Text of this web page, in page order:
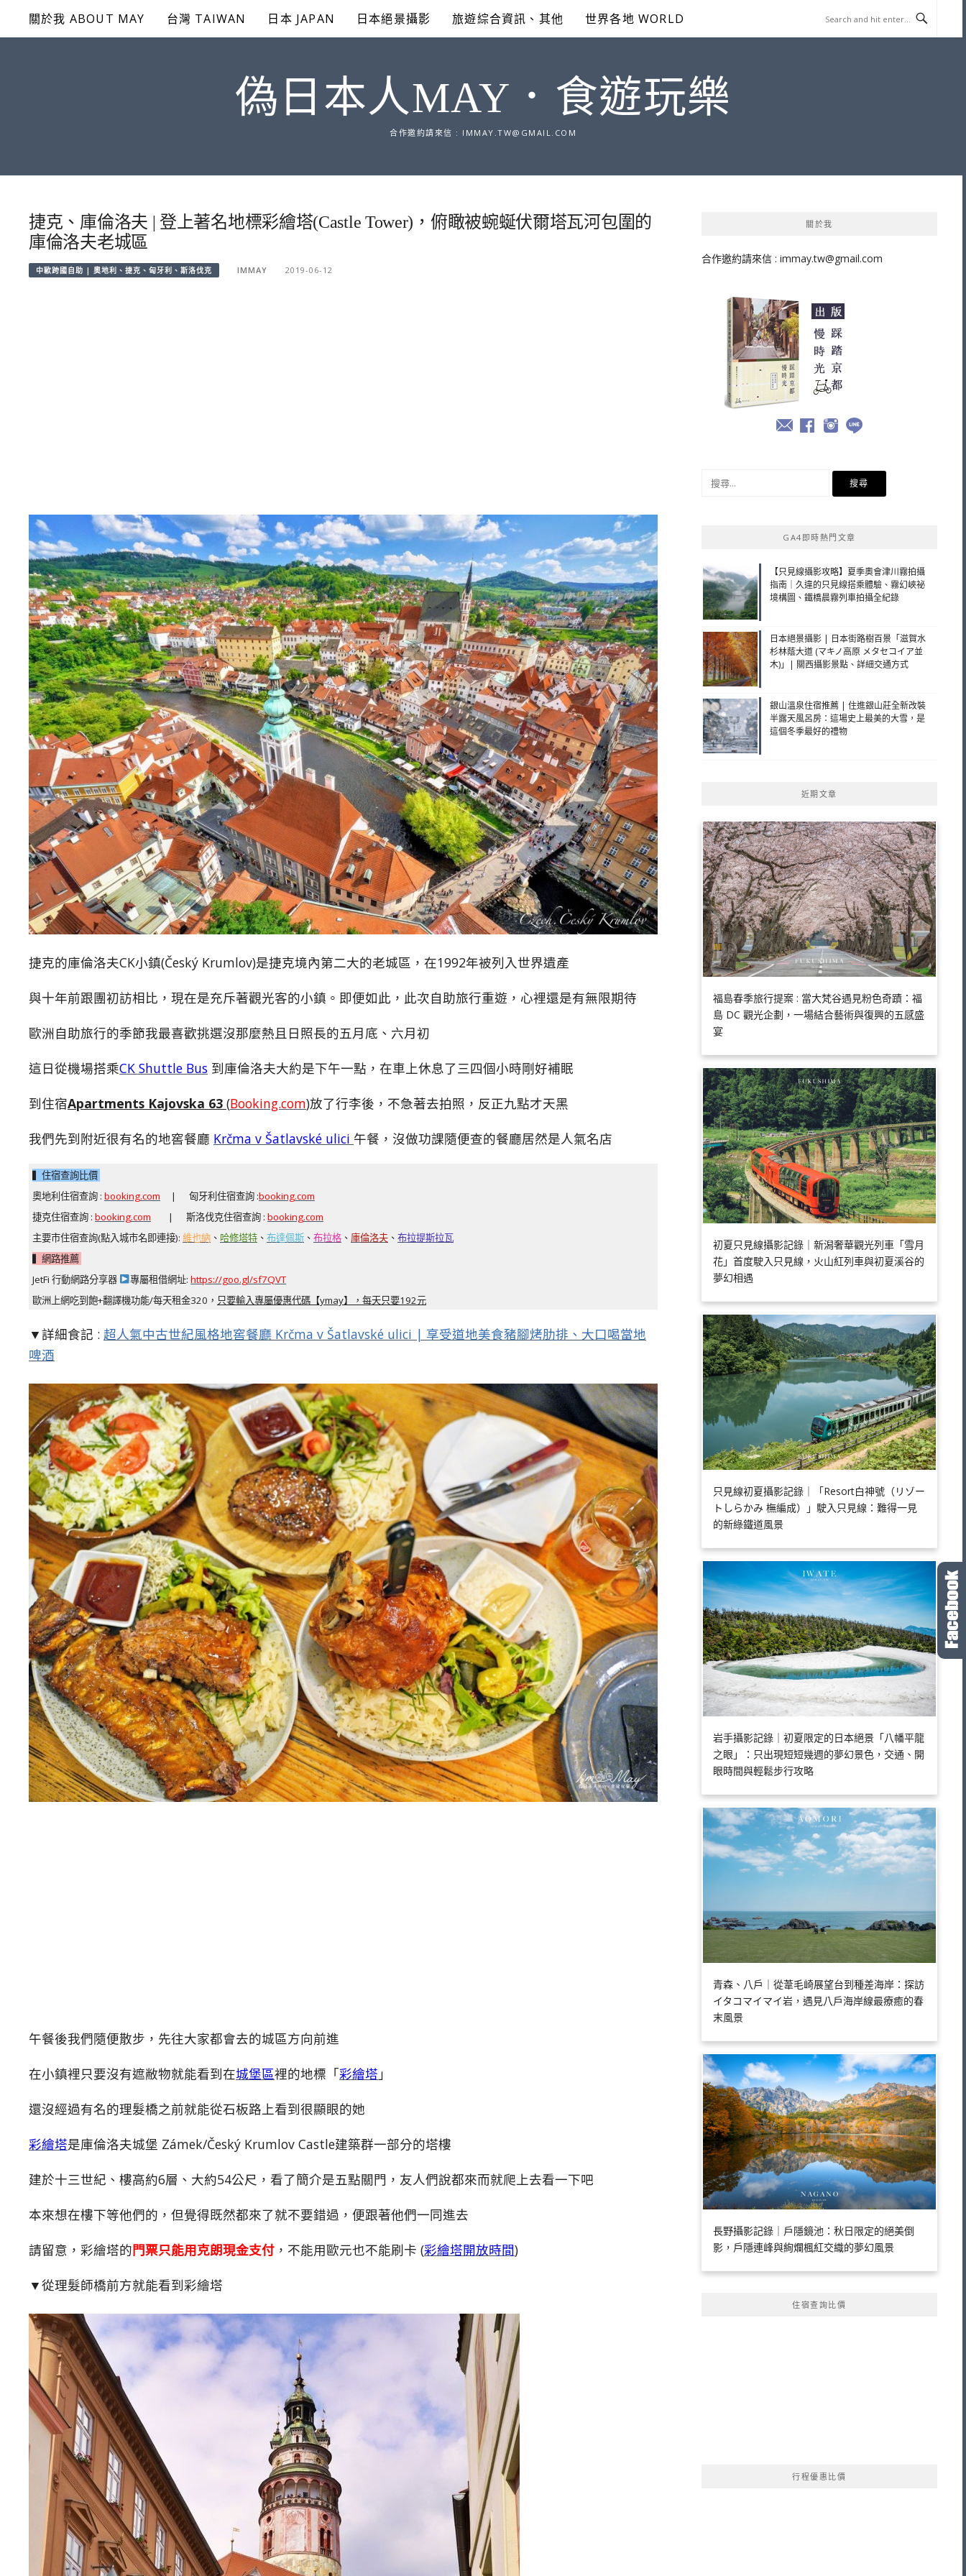
content
關於我 ABOUT MAY 台灣 TAIWAN 日本 JAPAN 日本絕景攝影 旅遊綜合資訊、其他 世界各地 WORLD
偽日本人MAY．食遊玩樂
合作邀約請來信 : IMMAY.TW@GMAIL.COM
捷克、庫倫洛夫 | 登上著名地標彩繪塔(Castle Tower)，俯瞰被蜿蜒伏爾塔瓦河包圍的
庫倫洛夫老城區
中歐跨國自助 | 奧地利、捷克、匈牙利、斯洛伐克 IMMAY 2019-06-12
捷克的庫倫洛夫CK小鎮(Český Krumlov)是捷克境內第二大的老城區，在1992年被列入世界遺產
與十年前跟團初訪相比，現在是充斥著觀光客的小鎮。即便如此，此次自助旅行重遊，心裡還是有無限期待
歐洲自助旅行的季節我最喜歡挑選沒那麼熱且日照長的五月底、六月初
這日從機場搭乘CK Shuttle Bus 到庫倫洛夫大約是下午一點，在車上休息了三四個小時剛好補眠
到住宿Apartments Kajovska 63 (Booking.com)放了行李後，不急著去拍照，反正九點才天黑
我們先到附近很有名的地窖餐廳 Krčma v Šatlavské ulici 午餐，沒做功課隨便查的餐廳居然是人氣名店
▍住宿查詢比價
奧地利住宿查詢 : booking.com | 匈牙利住宿查詢 :booking.com
捷克住宿查詢 : booking.com | 斯洛伐克住宿查詢 : booking.com
主要市住宿查詢(點入城市名即連接): 維也納 、 哈修塔特 、 布達佩斯 、 布拉格 、 庫倫洛夫 、 布拉提斯拉瓦
▍網路推薦
JetFi 行動網路分享器
專屬租借網址: https://goo.gl/sf7QVT
歐洲上網吃到飽+翻譯機功能/每天租金320， 只要輸入專屬優惠代碼【ymay】，每天只要192元
▼詳細食記 : 超人氣中古世紀風格地窖餐廳 Krčma v Šatlavské ulici | 享受道地美食豬腳烤肋排、大口喝當地
啤酒
午餐後我們隨便散步，先往大家都會去的城區方向前進
在小鎮裡只要沒有遮敝物就能看到在城堡區裡的地標「彩繪塔 」
還沒經過有名的理髮橋之前就能從石板路上看到很顯眼的她
彩繪塔是庫倫洛夫城堡 Zámek/Český Krumlov Castle建築群一部分的塔樓
建於十三世紀、樓高約6層、大約54公尺，看了簡介是五點關門，友人們說都來而就爬上去看一下吧
本來想在樓下等他們的，但覺得既然都來了就不要錯過，便跟著他們一同進去
請留意，彩繪塔的門票只能用克朗現金支付 ，不能用歐元也不能刷卡 (彩繪塔開放時間)
▼從理髮師橋前方就能看到彩繪塔
關於我
合作邀約請來信 : immay.tw@gmail.com
GA4即時熱門文章
【只見線攝影攻略】夏季奧會津川霧拍攝
指南｜久違的只見線搭乘體驗、霧幻峽祕
境構圖、鐵橋晨霧列車拍攝全紀錄
日本絕景攝影 | 日本街路樹百景「滋賀水
杉林蔭大道 (マキノ高原 メタセコイア並
木)」| 關西攝影景點、詳細交通方式
銀山溫泉住宿推薦 | 住進銀山莊全新改裝
半露天風呂房：這場史上最美的大雪，是
這個冬季最好的禮物
近期文章
福島春季旅行提案 : 當大梵谷遇見粉色奇蹟：福
島 DC 觀光企劃，一場結合藝術與復興的五感盛
宴
初夏只見線攝影記錄｜新潟奢華觀光列車「雪月
花」首度駛入只見線，火山紅列車與初夏溪谷的
夢幻相遇
只見線初夏攝影記錄｜「Resort白神號（リゾー
トしらかみ 橅編成）」駛入只見線：難得一見
的新綠鐵道風景
岩手攝影記錄｜初夏限定的日本絕景「八幡平龍
之眼」：只出現短短幾週的夢幻景色，交通、開
眼時間與輕鬆步行攻略
青森、八戶｜從葦毛崎展望台到種差海岸：探訪
イタコマイマイ岩，遇見八戶海岸線最療癒的春
末風景
長野攝影記錄｜戶隱鏡池：秋日限定的絕美倒
影，戶隱連峰與絢爛楓紅交織的夢幻風景
住宿查詢比價
行程優惠比價